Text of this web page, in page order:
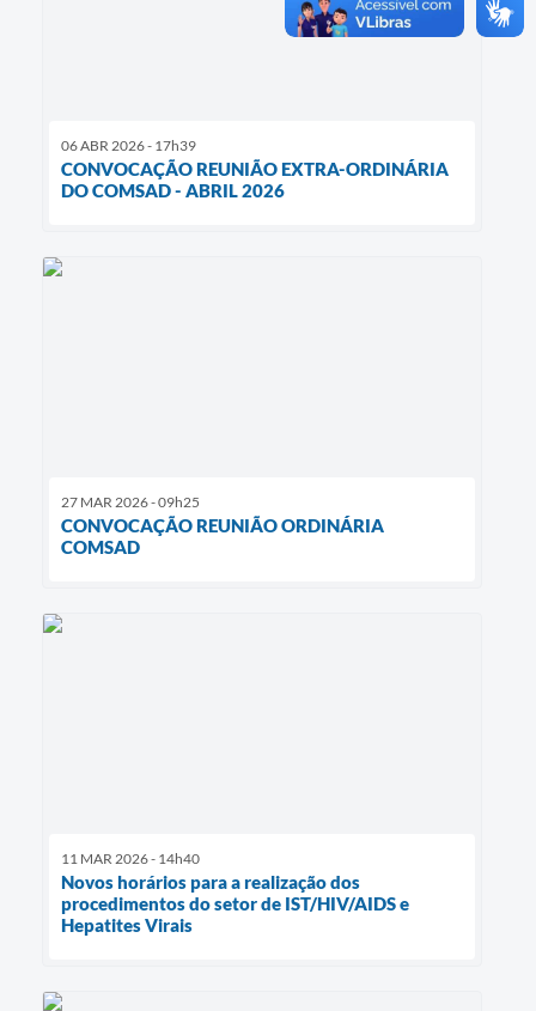
06 ABR 2026 - 17h39
CONVOCAÇÃO REUNIÃO EXTRA-ORDINÁRIA
DO COMSAD - ABRIL 2026
27 MAR 2026 - 09h25
CONVOCAÇÃO REUNIÃO ORDINÁRIA
COMSAD
11 MAR 2026 - 14h40
Novos horários para a realização dos
procedimentos do setor de IST/HIV/AIDS e
Hepatites Virais